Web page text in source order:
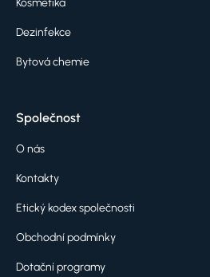
Kosmetika
Dezinfekce
Bytová chemie
Společnost
O nás
Kontakty
Etický kodex společnosti
Obchodní podmínky
Dotační programy